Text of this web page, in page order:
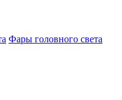
Фары головного света